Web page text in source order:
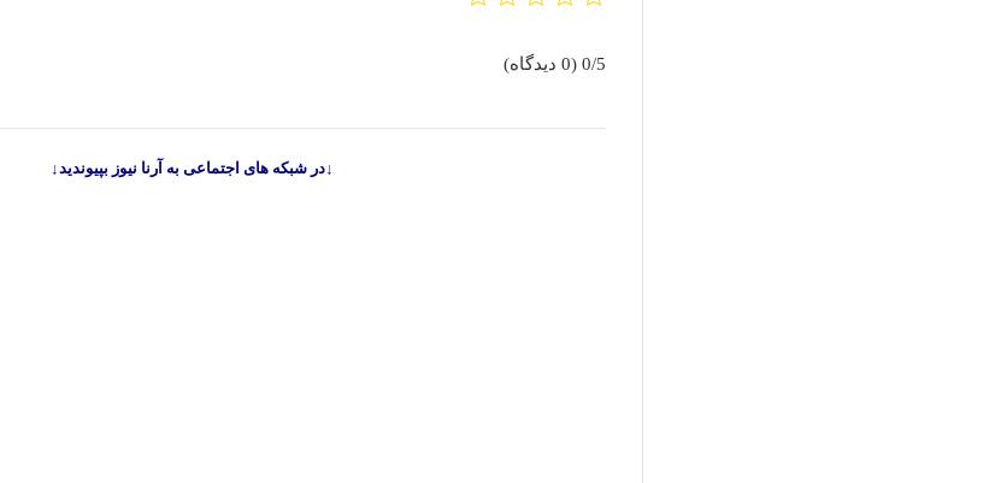
0/5 (0 دیدگاه)
↓در شبکه های اجتماعی به آرنا نیوز بپیوندید↓